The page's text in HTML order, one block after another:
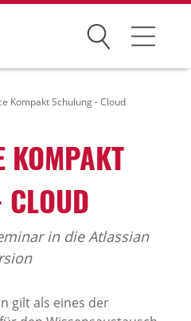
Suchen
Kompakt Schulung - Cloud
KOMPAKT
in die Atlassian
gilt als eines der